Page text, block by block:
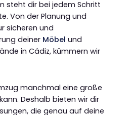
steht dir bei jedem Schritt
Von der Planung und
sicheren und
deiner Möbel und
in Cádiz, kümmern wir
manchmal eine große
Deshalb bieten wir dir
die genau auf deine